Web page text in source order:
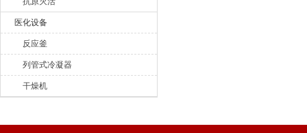
医化设备
反应釜
列管式冷凝器
干燥机